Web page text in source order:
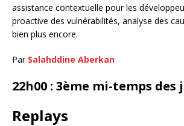
assistance contextuelle pour les
proactive des vulnérabilités, analyse des
bien plus encore.
Par Salahddine Aberkan
22h00 : 3ème mi-temps des
Replays